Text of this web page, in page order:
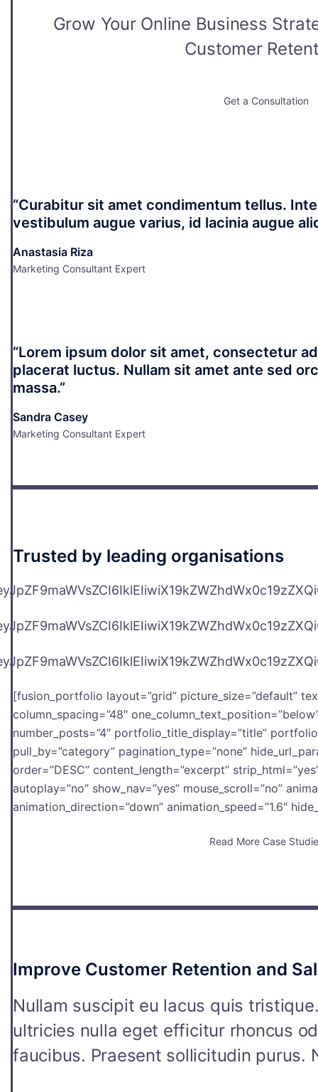
Grow Your Online Business
Customer
Get a Consultation
“Lorem ipsum dolor sit amet, consectetur
placerat luctus. Nullam sit amet ante sed
massa.”
Sandra Casey
Marketing Consultant Expert
“Curabitur sit amet condimentum tellus.
vestibulum augue varius, id lacinia augue
Anastasia Riza
Marketing Consultant Expert
Trusted by leading organisations
[fusion_portfolio layout=”grid” picture_size=”default”
column_spacing=”48″
number_posts=”4″ portfolio_title_display=”title”
pull_by=”category” pagination_type=”none”
order=”DESC” content_length=”excerpt”
autoplay=”no” show_nav=”yes” mouse_scroll=”no”
animation_direction=”down” animation_speed=”1.6″
Read More Case
Improve Customer Retention and
Nullam suscipit eu lacus quis
ultricies nulla eget efficitur rhoncus
faucibus. Praesent sollicitudin purus.